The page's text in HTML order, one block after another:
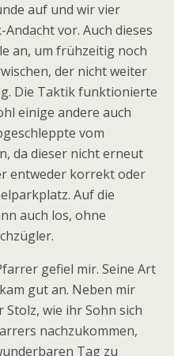
auf und wir vier
vor. Auch dieses
an, um frühzeitig noch
der nicht weiter
Die Taktik funktionierte
einige andere auch
vom
da dieser nicht erneut
entweder korrekt oder
Auf die
auch los, ohne
gefiel mir. Seine Art
gut an. Neben mir
wie ihr Sohn sich
nachzukommen,
Tag zu